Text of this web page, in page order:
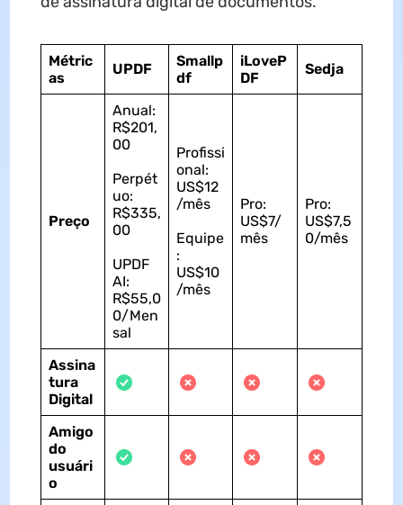
Métric
as
UPDF
Smallp
df
iLoveP
DF
Sedja
Preço
Anual:
R$201,
00
Perpét
uo:
R$335,
00
UPDF
AI:
R$55,0
0/Men
sal
Profissi
onal:
US$12
/mês
Equipe
:
US$10
/mês
Pro:
US$7/
mês
Pro:
US$7,5
0/mês
Assina
tura
Digital
Amigo
do
usuári
o